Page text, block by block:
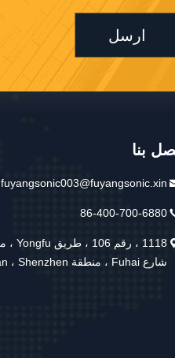
ارسل
بنا
fuyangsonic003@fuyangsonic.xin
86-400-700-6880
شارع Fuhai ، منطقة Baoan ، Shenzhen